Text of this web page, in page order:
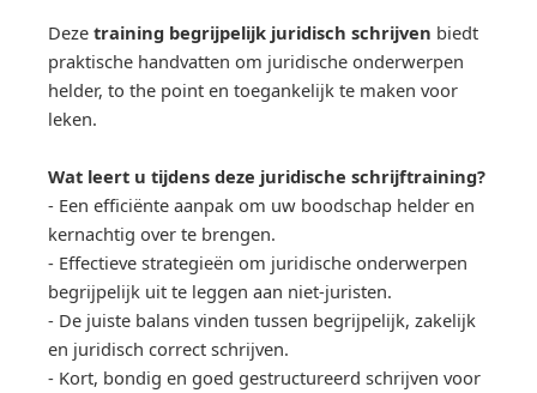
Deze training begrijpelijk juridisch schrijven biedt
praktische handvatten om juridische onderwerpen
helder, to the point en toegankelijk te maken voor
leken.
Wat leert u tijdens deze juridische schrijftraining?
- Een efficiënte aanpak om uw boodschap helder en
kernachtig over te brengen.
- Effectieve strategieën om juridische onderwerpen
begrijpelijk uit te leggen aan niet-juristen.
- De juiste balans vinden tussen begrijpelijk, zakelijk
en juridisch correct schrijven.
- Kort, bondig en goed gestructureerd schrijven voor